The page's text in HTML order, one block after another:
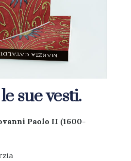
sue vesti.
Paolo II (1600-